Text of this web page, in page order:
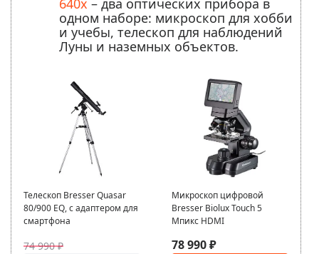
640x – два оптических прибора в
одном наборе: микроскоп для хобби
и учебы, телескоп для наблюдений
Луны и наземных объектов.
Телескоп Bresser Quasar
80/900 EQ, с адаптером для
смартфона
74 990 ₽
Микроскоп цифровой
Bresser Biolux Touch 5
Мпикс HDMI
78 990 ₽